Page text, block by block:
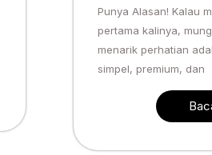
Punya Alasan! Kalau
pertama kalinya,
menarik perhatian
simpel, premium, dan